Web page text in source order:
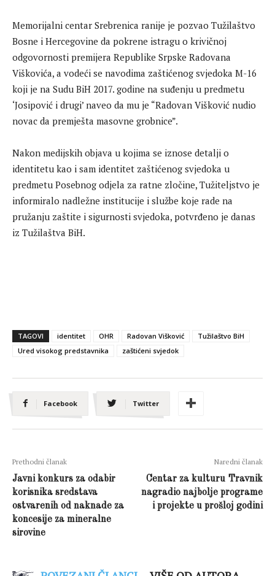
Memorijalni centar Srebrenica ranije je pozvao Tužilaštvo
Bosne i Hercegovine da pokrene istragu o krivičnoj
odgovornosti premijera Republike Srpske Radovana
Viškovića, a vodeći se navodima zaštićenog svjedoka M-16
koji je na Sudu BiH 2017. godine na suđenju u predmetu
‘Josipović i drugi’ naveo da mu je “Radovan Višković nudio
novac da premješta masovne grobnice”.
Nakon medijskih objava u kojima se iznose detalji o
identitetu kao i sam identitet zaštićenog svjedoka u
predmetu Posebnog odjela za ratne zločine, Tužiteljstvo je
informiralo nadležne institucije i službe koje rade na
pružanju zaštite i sigurnosti svjedoka, potvrđeno je danas
iz Tužilaštva BiH.
TAGOVI identitet OHR Radovan Višković
Tužilaštvo BiH
Ured visokog predstavnika
zaštićeni svjedok
Facebook Twitter
Prethodni članak
Javni konkurs za odabir
korisnika sredstava
ostvarenih od naknade za
koncesije za mineralne
sirovine
Naredni članak
Centar za kulturu Travnik
nagradio najbolje programe
i projekte u prošloj godini